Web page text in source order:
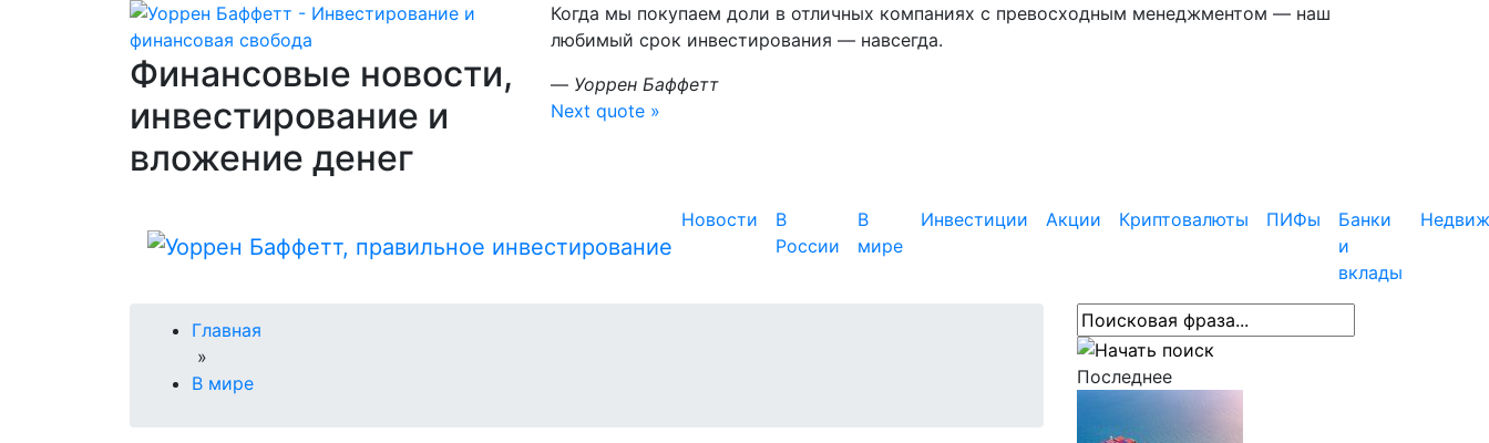
Финансовые новости,
инвестирование и
вложение денег
Когда мы покупаем доли в отличных компаниях с превосходным менеджментом — наш
любимый срок инвестирования — навсегда.
— Уоррен Баффетт
Next quote »
Новости
В
России
В
мире
Инвестиции Акции Криптовалюты ПИФы
Банки
и
вклады
Главная
»
В мире
Последнее